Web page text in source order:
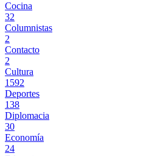
Cocina
32
Columnistas
2
Contacto
2
Cultura
1592
Deportes
138
Diplomacia
30
Economía
24